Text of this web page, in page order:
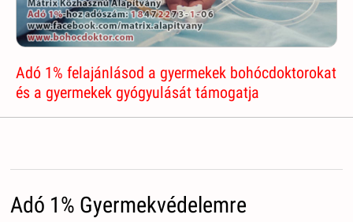
Adó 1% felajánlásod a gyermekek bohócdoktorokat
és a gyermekek gyógyulását támogatja
Adó 1% Gyermekvédelemre